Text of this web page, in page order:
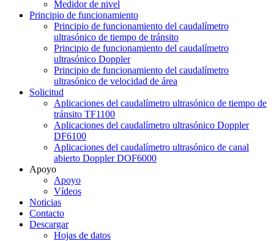
Medidor de nivel
Principio de funcionamiento
Principio de funcionamiento del caudalímetro
ultrasónico de tiempo de tránsito
Principio de funcionamiento del caudalímetro
ultrasónico Doppler
Principio de funcionamiento del caudalímetro
ultrasónico de velocidad de área
Solicitud
Aplicaciones del caudalímetro ultrasónico de tiempo de
tránsito TF1100
Aplicaciones del caudalímetro ultrasónico Doppler
DF6100
Aplicaciones del caudalímetro ultrasónico de canal
abierto Doppler DOF6000
Apoyo
Apoyo
Vídeos
Noticias
Contacto
Descargar
Hojas de datos